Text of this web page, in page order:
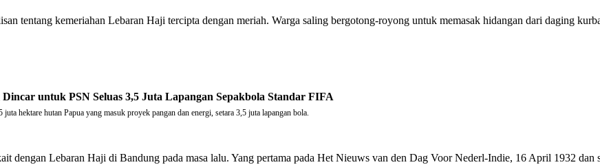
tentang kemeriahan Lebaran Haji tercipta dengan meriah. Warga saling bergotong-royong untuk memasak hidangan dari daging
untuk PSN Seluas 3,5 Juta Lapangan Sepakbola Standar FIFA
hektare hutan Papua yang masuk proyek pangan dan energi, setara 3,5 juta lapangan bola.
dengan Lebaran Haji di Bandung pada masa lalu. Yang pertama pada Het Nieuws van den Dag Voor Nederl-Indie, 16 April 1932 dan